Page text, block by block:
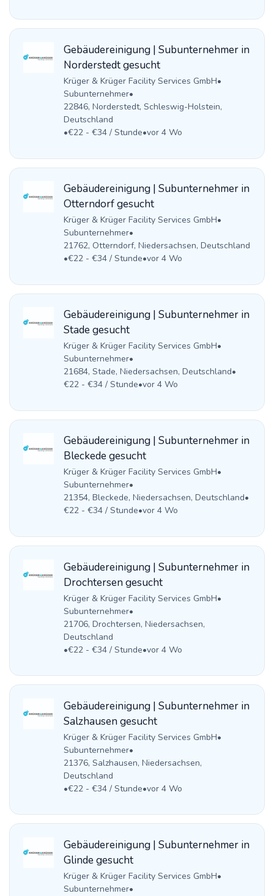
Gebäudereinigung | Subunternehmer in
Norderstedt gesucht
Krüger & Krüger Facility Services GmbH•
Subunternehmer•
22846, Norderstedt, Schleswig-Holstein,
Deutschland
•€22 - €34 / Stunde•vor 4 Wo
Gebäudereinigung | Subunternehmer in
Otterndorf gesucht
Krüger & Krüger Facility Services GmbH•
Subunternehmer•
21762, Otterndorf, Niedersachsen, Deutschland
•€22 - €34 / Stunde•vor 4 Wo
Gebäudereinigung | Subunternehmer in
Stade gesucht
Krüger & Krüger Facility Services GmbH•
Subunternehmer•
21684, Stade, Niedersachsen, Deutschland•
€22 - €34 / Stunde•vor 4 Wo
Gebäudereinigung | Subunternehmer in
Bleckede gesucht
Krüger & Krüger Facility Services GmbH•
Subunternehmer•
21354, Bleckede, Niedersachsen, Deutschland•
€22 - €34 / Stunde•vor 4 Wo
Gebäudereinigung | Subunternehmer in
Drochtersen gesucht
Krüger & Krüger Facility Services GmbH•
Subunternehmer•
21706, Drochtersen, Niedersachsen,
Deutschland
•€22 - €34 / Stunde•vor 4 Wo
Gebäudereinigung | Subunternehmer in
Salzhausen gesucht
Krüger & Krüger Facility Services GmbH•
Subunternehmer•
21376, Salzhausen, Niedersachsen,
Deutschland
•€22 - €34 / Stunde•vor 4 Wo
Gebäudereinigung | Subunternehmer in
Glinde gesucht
Krüger & Krüger Facility Services GmbH•
Subunternehmer•